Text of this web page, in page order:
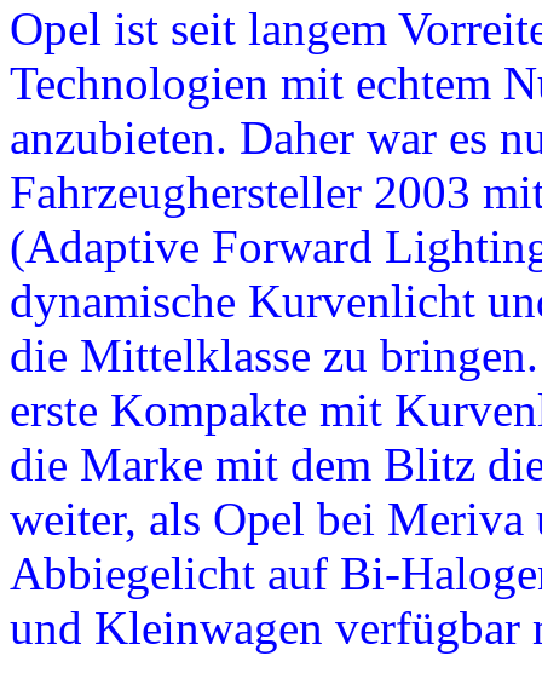
Opel ist seit langem
Technologien mit echtem
anzubieten. Daher war es
Fahrzeughersteller 2003
(Adaptive Forward
dynamische Kurvenlicht
die Mittelklasse zu
erste Kompakte mit
die Marke mit dem Blitz
weiter, als Opel bei Meriva
Abbiegelicht auf Bi-
und Kleinwagen verfügbar